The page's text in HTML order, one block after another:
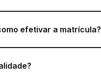
efetivar a matrícula?